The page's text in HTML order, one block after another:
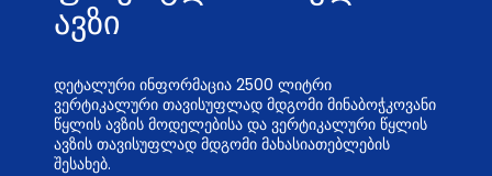
ავზი
დეტალური ინფორმაცია 2500 ლიტრი
ვერტიკალური თავისუფლად მდგომი მინაბოჭკოვანი
წყლის ავზის მოდელებისა და ვერტიკალური წყლის
ავზის თავისუფლად მდგომი მახასიათებლების
შესახებ.